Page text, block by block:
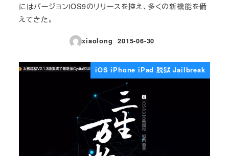
にはバージョンiOS9のリリースを控え、多くの新機能を備
えてきた。
xiaolong
投稿日
2015-06-30
iOS iPhone iPad 脱獄 Jailbreak